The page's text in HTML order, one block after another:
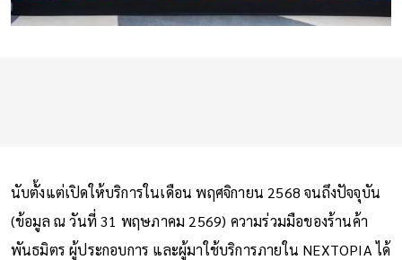
นับตั้งแต่เปิดให้บริการในเดือน พฤศจิกายน 2568 จนถึงปัจจุบัน
(ข้อมูล ณ วันที่ 31 พฤษภาคม 2569) ความร่วมมือของร้านค้า
พันธมิตร ผู้ประกอบการ และผู้มาใช้บริการภายใน NEXTOPIA ได้